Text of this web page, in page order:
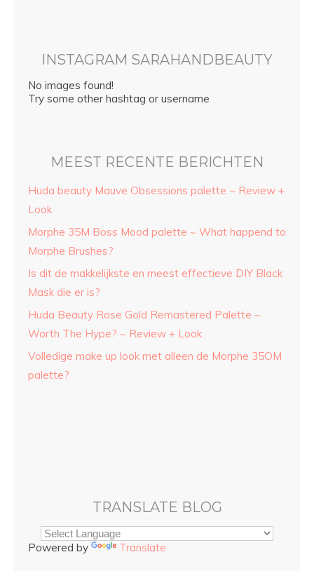
INSTAGRAM SARAHANDBEAUTY
No images found!
Try some other hashtag or username
MEEST RECENTE BERICHTEN
Huda beauty Mauve Obsessions palette ~ Review +
Look
Morphe 35M Boss Mood palette ~ What happend to
Morphe Brushes?
Is dit de makkelijkste en meest effectieve DIY Black
Mask die er is?
Huda Beauty Rose Gold Remastered Palette ~
Worth The Hype? ~ Review + Look
Volledige make up look met alleen de Morphe 35OM
palette?
TRANSLATE BLOG
Powered by Translate